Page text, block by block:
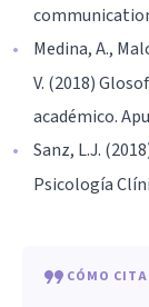
Medina, A.,
V. (2018)
académico.
Sanz, L.J.
Psicología
CÓMO